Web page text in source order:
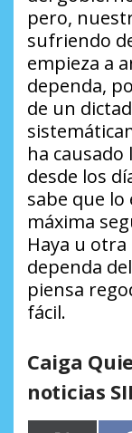
pero,
sufriendo
empieza a
dependa,
de un
ha
desde los
sabe que lo
máxima
Haya u
dependa
piensa
fácil.
Caiga
noticias